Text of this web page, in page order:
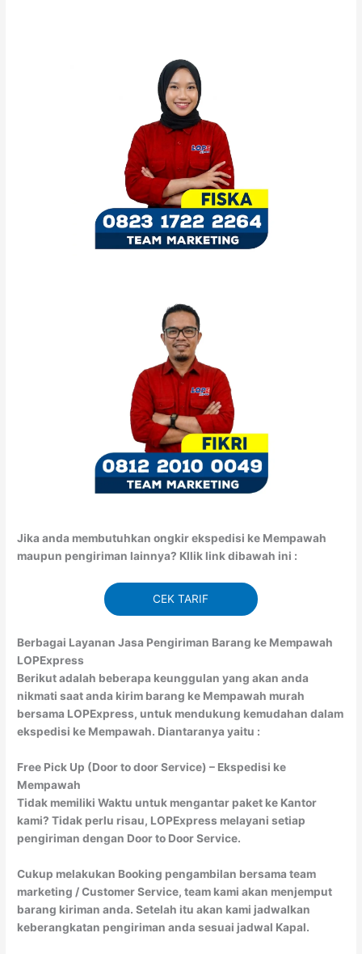
Jika anda membutuhkan ongkir ekspedisi ke Mempawah
maupun pengiriman lainnya? Kllik link dibawah ini :
CEK TARIF
Berbagai Layanan Jasa Pengiriman Barang ke Mempawah
LOPExpress
Berikut adalah beberapa keunggulan yang akan anda
nikmati saat anda kirim barang ke Mempawah murah
bersama LOPExpress, untuk mendukung kemudahan dalam
ekspedisi ke Mempawah. Diantaranya yaitu :
Free Pick Up (Door to door Service) – Ekspedisi ke
Mempawah
Tidak memiliki Waktu untuk mengantar paket ke Kantor
kami? Tidak perlu risau, LOPExpress melayani setiap
pengiriman dengan Door to Door Service.
Cukup melakukan Booking pengambilan bersama team
marketing / Customer Service, team kami akan menjemput
barang kiriman anda. Setelah itu akan kami jadwalkan
keberangkatan pengiriman anda sesuai jadwal Kapal.